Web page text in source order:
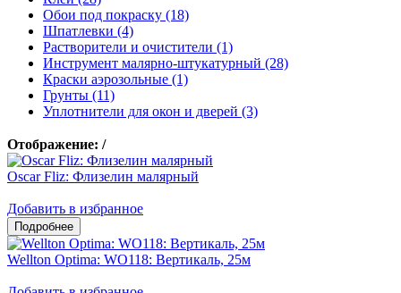
Обои под покраску (18)
Шпатлевки (4)
Растворители и очистители (1)
Инструмент малярно-штукатурный (28)
Краски аэрозольные (1)
Грунты (11)
Уплотнители для окон и дверей (3)
Отображение: /
Oscar Fliz: Флизелин малярный
Добавить в избранное
Wellton Optima: WO118: Вертикаль, 25м